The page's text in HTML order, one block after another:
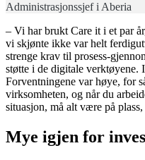
Administrasjonssjef i Aberia
– Vi har brukt Care it i et par
vi skjønte ikke var helt
strenge krav til prosess-
støtte i de digitale verktøyene.
Forventningene var høye, for
virksomheten, og når du
situasjon, må alt være på plass,
Mye igjen for